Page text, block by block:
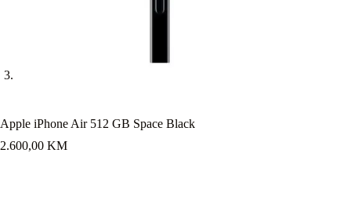
Apple iPhone Air 512 GB Space Black
2.600,00 KM